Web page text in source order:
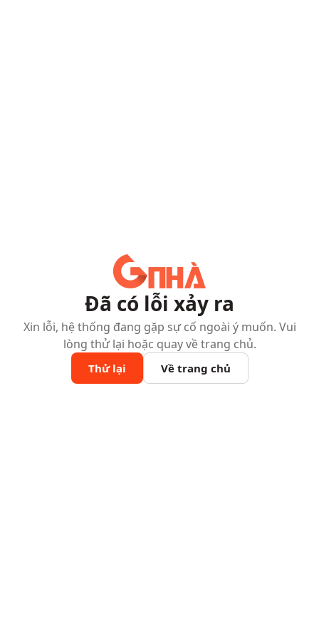
Đã có lỗi xảy ra
Xin lỗi, hệ thống đang gặp sự cố ngoài ý muốn. Vui
lòng thử lại hoặc quay về trang chủ.
Thử lại Về trang chủ